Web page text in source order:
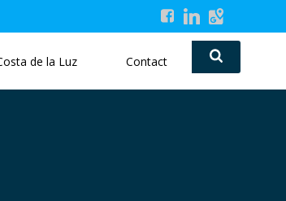
de la Luz Contact